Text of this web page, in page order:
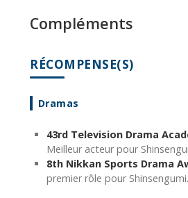
Compléments
RÉCOMPENSE(S)
Dramas
43rd Television Drama
Meilleur acteur pour
8th Nikkan Sports Drama
premier rôle pour Shinsengumi.